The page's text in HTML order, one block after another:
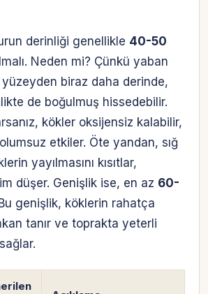
derinliği genellikle 40-50
Neden mi? Çünkü yaban
biraz daha derinde,
de boğulmuş hissedebilir.
kökler oksijensiz kalabilir,
etkiler. Öte yandan, sığ
yayılmasını kısıtlar,
düşer. Genişlik ise, en az 60-
genişlik, köklerin rahatça
tanır ve toprakta yeterli